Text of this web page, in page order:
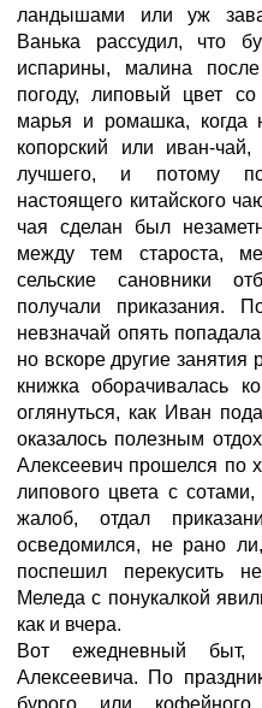
ландышами или уж
Ванька рассудил, что
испарины, малина
погоду, липовый цвет
марья и ромашка, когда
копорский или иван-
лучшего, и потому
настоящего китайского
чая сделан был
между тем староста,
сельские сановники
получали приказания.
невзначай опять
но вскоре другие занятия
книжка оборачивалась
оглянуться, как Иван
оказалось полезным
Алексеевич прошелся по
липового цвета с
жалоб, отдал
осведомился, не рано
поспешил перекусить
Меледа с понукалкой
как и вчера.
Вот ежедневный быт,
Алексеевича. По
бурого или